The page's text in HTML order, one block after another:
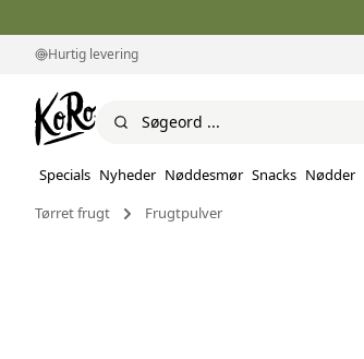
Hurtig levering
Specials Nyheder Nøddesmør Snacks Nødder
Tørret frugt
Frugtpulver